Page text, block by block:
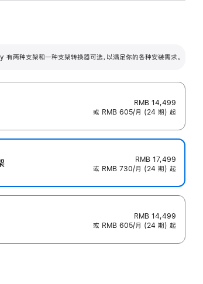
毫米的高度调节范围。
两种支架和一种支架转换器可选，以满足你的各种安装需求。
RMB 14,499
或 RMB 605/月 (24 期) 起
RMB 17,499
或 RMB 730/月 (24 期) 起
RMB 14,499
或 RMB 605/月 (24 期) 起